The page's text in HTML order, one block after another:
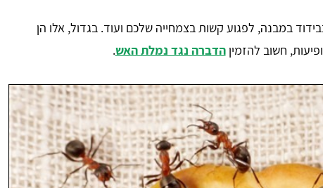
במבנה, לפגוע קשות בצמחייה שלכם ועוד. בגדול, אלו הן
חשוב להזמיןהדברה נגד נמלת האש.
נטלי נובחוב